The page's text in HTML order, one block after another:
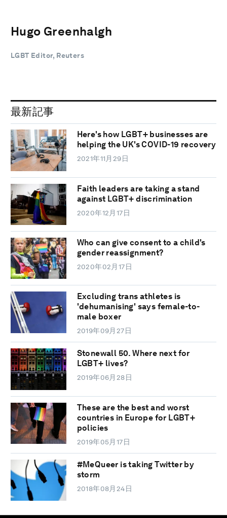
Hugo Greenhalgh
LGBT Editor, Reuters
最新記事
Here's how LGBT+ businesses are
helping the UK's COVID-19 recovery
2021年11月29日
Faith leaders are taking a stand
against LGBT+ discrimination
2020年12月17日
Who can give consent to a child's
gender reassignment?
2020年02月17日
Excluding trans athletes is
'dehumanising' says female-to-
male boxer
2019年09月27日
Stonewall 50. Where next for
LGBT+ lives?
2019年06月28日
These are the best and worst
countries in Europe for LGBT+
policies
2019年05月17日
#MeQueer is taking Twitter by
storm
2018年08月24日